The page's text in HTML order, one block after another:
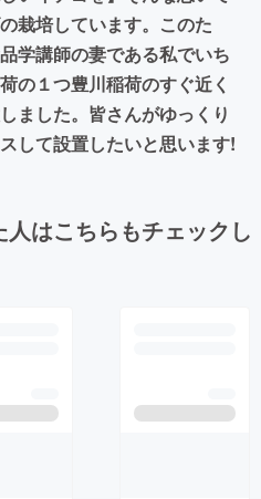
栽培しています。このた
学講師の妻である私でいち
の１つ豊川稲荷のすぐ近く
ました。皆さんがゆっくり
して設置したいと思います!
はこちらもチェックし